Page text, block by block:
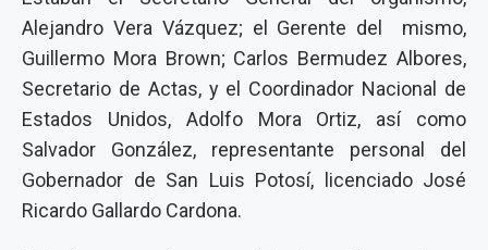
Alejandro Vera Vázquez; el Gerente del mismo,
Guillermo Mora Brown; Carlos Bermudez Albores,
Secretario de Actas, y el Coordinador Nacional de
Estados Unidos, Adolfo Mora Ortiz, así como
Salvador González, representante personal del
Gobernador de San Luis Potosí, licenciado José
Ricardo Gallardo Cardona.